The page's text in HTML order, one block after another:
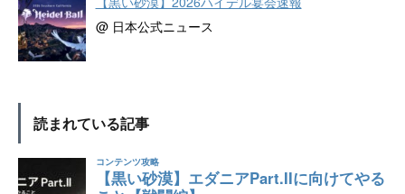
@ 日本公式ニュース
読まれている記事